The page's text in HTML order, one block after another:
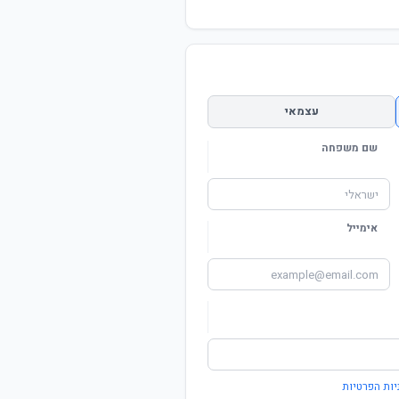
עצמאי
שם משפחה
אימייל
הפרטיות